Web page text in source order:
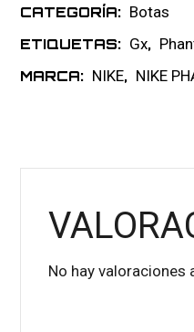
CATEGORÍA: Botas
ETIQUETAS: Gx,
MARCA: NIKE, NIKE
No hay valoraciones